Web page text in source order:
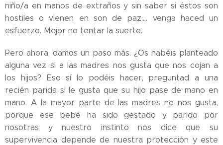
niño/a en manos de extraños y sin saber si éstos son
hostiles o vienen en son de paz.... venga haced un
esfuerzo. Mejor no tentar la suerte.
Pero ahora, damos un paso más. ¿Os habéis planteado
alguna vez si a las madres nos gusta que nos cojan a
los hijos? Eso sí lo podéis hacer, preguntad a una
recién parida si le gusta que su hijo pase de mano en
mano. A la mayor parte de las madres no nos gusta,
porque ese bebé ha sido gestado y parido por
nosotras y nuestro instinto nos dice que su
supervivencia depende de nuestra protección y este